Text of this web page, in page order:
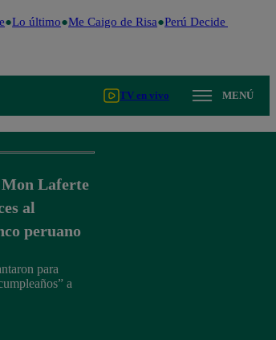
Lo último Me Caigo de Risa Perú Decide 2026
TV en vivo MENÚ
Laferte
al
peruano
para
a